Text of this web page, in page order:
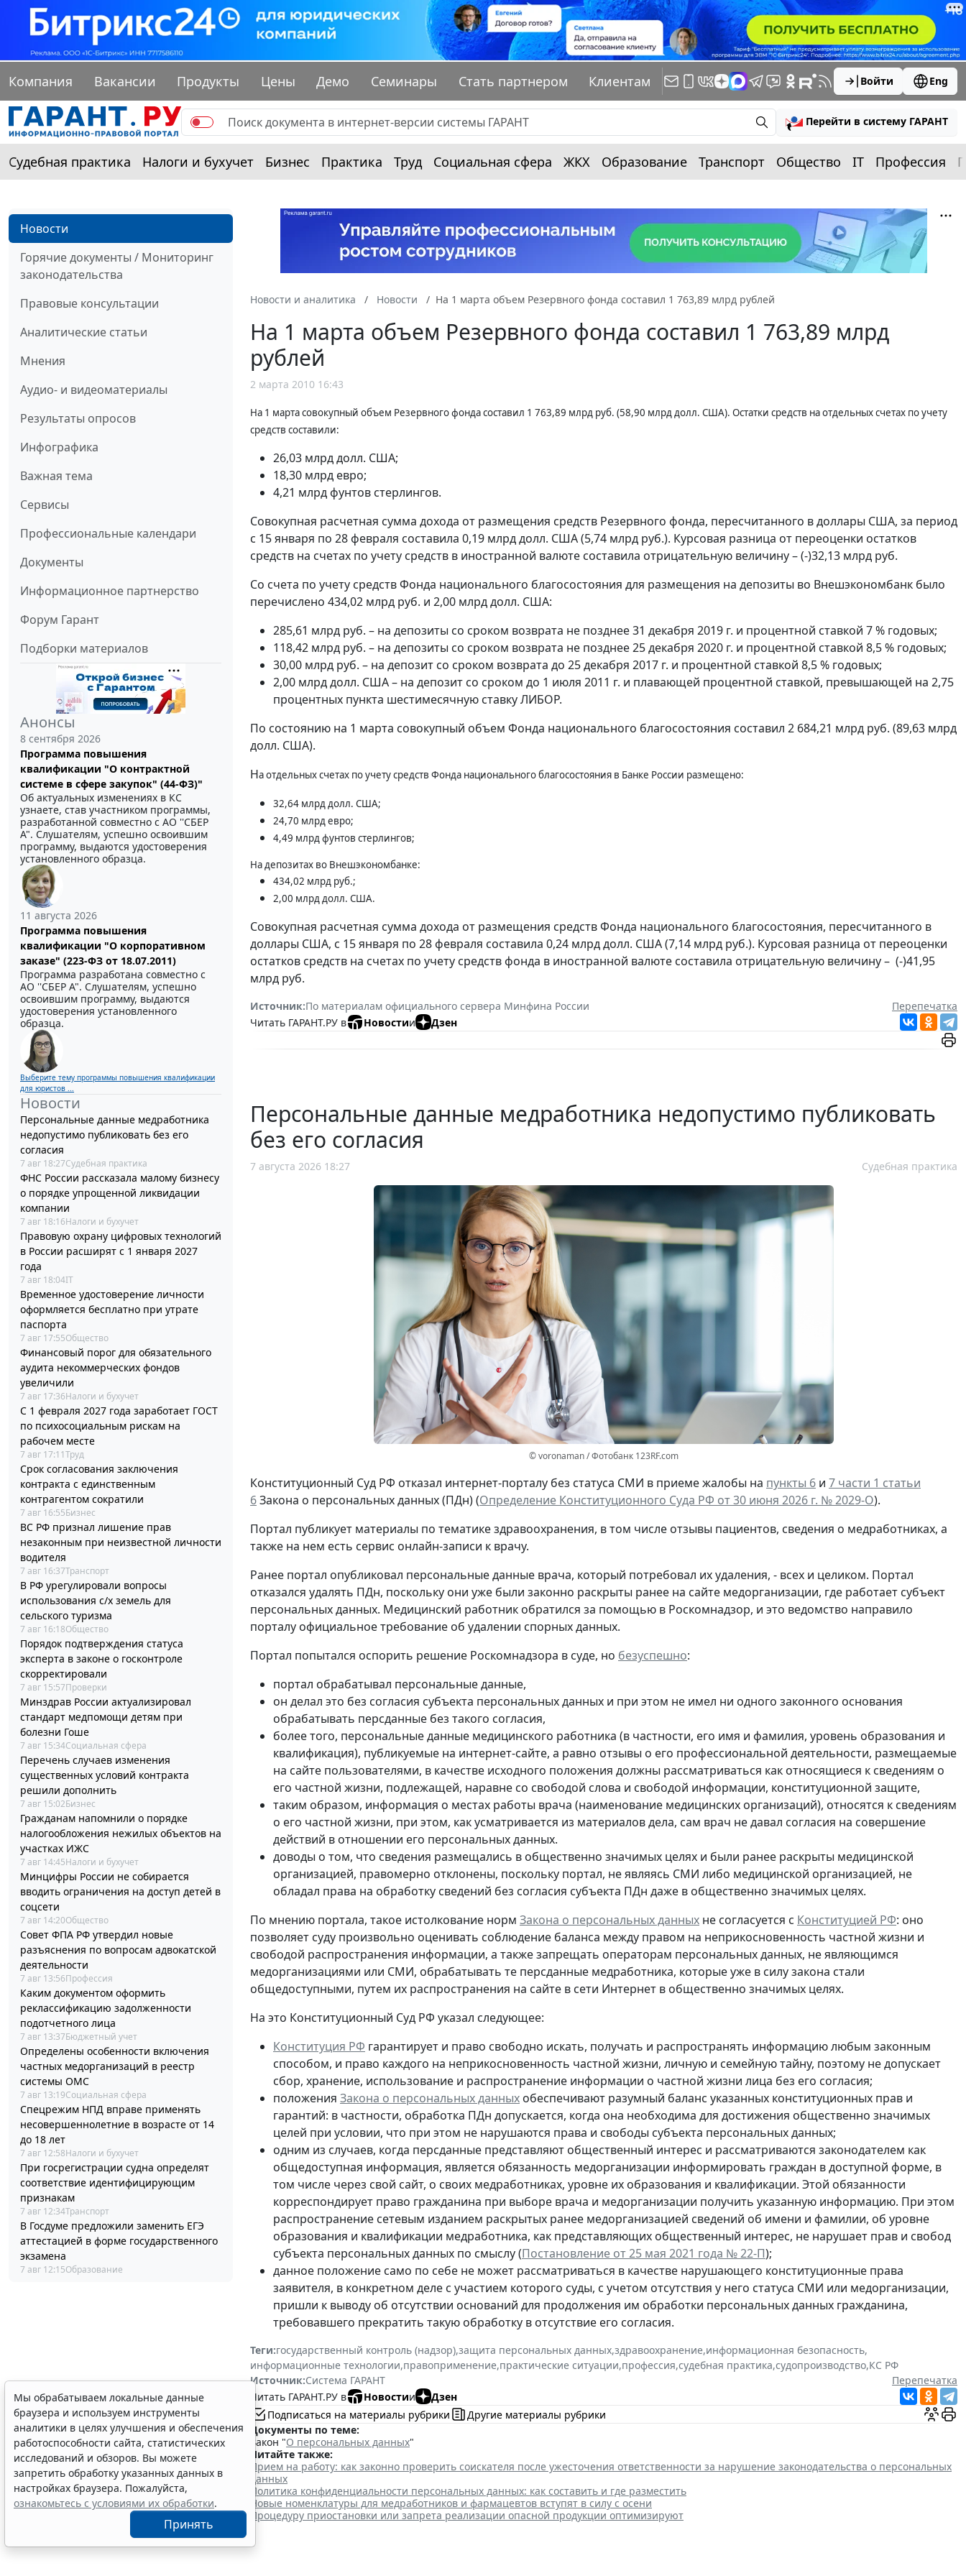
Компания Вакансии Продукты Цены Демо Семинары Стать партнером Клиентам Войти Eng
Перейти в систему ГАРАНТ
Судебная практика Налоги и бухучет Бизнес Практика Труд Социальная сфера ЖКХ Образование Транспорт Общество IT Профессия
Новости
Горячие документы / Мониторинг
законодательства
Правовые консультации
Аналитические статьи
Мнения
Аудио- и видеоматериалы
Результаты опросов
Инфографика
Важная тема
Сервисы
Профессиональные календари
Документы
Информационное партнерство
Форум Гарант
Подборки материалов
Анонсы
8 сентября 2026
Программа повышения
квалификации "О контрактной
системе в сфере закупок" (44-ФЗ)"
Об актуальных изменениях в КС
узнаете, став участником программы,
разработанной совместно с АО ''СБЕР
А". Слушателям, успешно освоившим
программу, выдаются удостоверения
установленного образца.
11 августа 2026
Программа повышения
квалификации "О корпоративном
заказе" (223-ФЗ от 18.07.2011)
Программа разработана совместно с
АО ''СБЕР А". Слушателям, успешно
освоившим программу, выдаются
удостоверения установленного
образца.
Выберите тему программы повышения квалификации
для юристов ...
Новости
Персональные данные медработника
недопустимо публиковать без его
согласия
7 авг 18:27Судебная практика
ФНС России рассказала малому бизнесу
о порядке упрощенной ликвидации
компании
7 авг 18:16Налоги и бухучет
Правовую охрану цифровых технологий
в России расширят с 1 января 2027
года
7 авг 18:04IT
Временное удостоверение личности
оформляется бесплатно при утрате
паспорта
7 авг 17:55Общество
Финансовый порог для обязательного
аудита некоммерческих фондов
увеличили
7 авг 17:36Налоги и бухучет
С 1 февраля 2027 года заработает ГОСТ
по психосоциальным рискам на
рабочем месте
7 авг 17:11Труд
Срок согласования заключения
контракта с единственным
контрагентом сократили
7 авг 16:55Бизнес
ВС РФ признал лишение прав
незаконным при неизвестной личности
водителя
7 авг 16:37Транспорт
В РФ урегулировали вопросы
использования с/х земель для
сельского туризма
7 авг 16:18Общество
Порядок подтверждения статуса
эксперта в законе о госконтроле
скорректировали
7 авг 15:57Проверки
Минздрав России актуализировал
стандарт медпомощи детям при
болезни Гоше
7 авг 15:34Социальная сфера
Перечень случаев изменения
существенных условий контракта
решили дополнить
7 авг 15:02Бизнес
Гражданам напомнили о порядке
налогообложения нежилых объектов на
участках ИЖС
7 авг 14:45Налоги и бухучет
Минцифры России не собирается
вводить ограничения на доступ детей в
соцсети
7 авг 14:20Общество
Совет ФПА РФ утвердил новые
разъяснения по вопросам адвокатской
деятельности
7 авг 13:56Профессия
Каким документом оформить
реклассификацию задолженности
подотчетного лица
7 авг 13:37Бюджетный учет
Определены особенности включения
частных медорганизаций в реестр
системы ОМС
7 авг 13:19Социальная сфера
Спецрежим НПД вправе применять
несовершеннолетние в возрасте от 14
до 18 лет
7 авг 12:58Налоги и бухучет
При госрегистрации судна определят
соответствие идентифицирующим
признакам
7 авг 12:34Транспорт
В Госдуме предложили заменить ЕГЭ
аттестацией в форме государственного
экзамена
7 авг 12:15Образование
Новости и аналитика Новости На 1 марта объем Резервного фонда составил 1 763,89 млрд рублей
На 1 марта объем Резервного фонда составил 1 763,89 млрд
рублей
2 марта 2010 16:43
На 1 марта совокупный объем Резервного фонда составил 1 763,89 млрд руб. (58,90 млрд долл. США). Остатки средств на отдельных счетах по учету
средств составили:
26,03 млрд долл. США;
18,30 млрд евро;
4,21 млрд фунтов стерлингов.
Совокупная расчетная сумма дохода от размещения средств Резервного фонда, пересчитанного в доллары США, за период
с 15 января по 28 февраля составила 0,19 млрд долл. США (5,74 млрд руб.). Курсовая разница от переоценки остатков
средств на счетах по учету средств в иностранной валюте составила отрицательную величину – (-)32,13 млрд руб.
Со счета по учету средств Фонда национального благосостояния для размещения на депозиты во Внешэкономбанк было
перечислено 434,02 млрд руб. и 2,00 млрд долл. США:
285,61 млрд руб. – на депозиты со сроком возврата не позднее 31 декабря 2019 г. и процентной ставкой 7 % годовых;
118,42 млрд руб. – на депозиты со сроком возврата не позднее 25 декабря 2020 г. и процентной ставкой 8,5 % годовых;
30,00 млрд руб. – на депозит со сроком возврата до 25 декабря 2017 г. и процентной ставкой 8,5 % годовых;
2,00 млрд долл. США – на депозит со сроком до 1 июля 2011 г. и плавающей процентной ставкой, превышающей на 2,75
процентных пункта шестимесячную ставку ЛИБОР.
По состоянию на 1 марта совокупный объем Фонда национального благосостояния составил 2 684,21 млрд руб. (89,63 млрд
долл. США).
На отдельных счетах по учету средств Фонда национального благосостояния в Банке России размещено:
32,64 млрд долл. США;
24,70 млрд евро;
4,49 млрд фунтов стерлингов;
На депозитах во Внешэкономбанке:
434,02 млрд руб.;
2,00 млрд долл. США.
Совокупная расчетная сумма дохода от размещения средств Фонда национального благосостояния, пересчитанного в
доллары США, с 15 января по 28 февраля составила 0,24 млрд долл. США (7,14 млрд руб.). Курсовая разница от переоценки
остатков средств на счетах по учету средств фонда в иностранной валюте составила отрицательную величину – (-)41,95
млрд руб.
Источник:По материалам официального сервера Минфина России
Перепечатка
Читать ГАРАНТ.РУ в
Новостии Дзен
Персональные данные медработника недопустимо публиковать
без его согласия
7 августа 2026 18:27 Судебная практика
© voronaman / Фотобанк 123RF.com
Конституционный Суд РФ отказал интернет-порталу без статуса СМИ в приеме жалобы на пункты 6 и 7 части 1 статьи
6Закона о персональных данных (ПДн) (Определение Конституционного Суда РФ от 30 июня 2026 г. № 2029-О).
Портал публикует материалы по тематике здравоохранения, в том числе отзывы пациентов, сведения о медработниках, а
также на нем есть сервис онлайн-записи к врачу.
Ранее портал опубликовал персональные данные врача, который потребовал их удаления, - всех и целиком. Портал
отказался удалять ПДн, поскольку они уже были законно раскрыты ранее на сайте медорганизации, где работает субъект
персональных данных. Медицинский работник обратился за помощью в Роскомнадзор, и это ведомство направило
порталу официальное требование об удалении спорных данных.
Портал попытался оспорить решение Роскомнадзора в суде, но безуспешно:
портал обрабатывал персональные данные,
он делал это без согласия субъекта персональных данных и при этом не имел ни одного законного основания
обрабатывать персданные без такого согласия,
более того, персональные данные медицинского работника (в частности, его имя и фамилия, уровень образования и
квалификация), публикуемые на интернет-сайте, а равно отзывы о его профессиональной деятельности, размещаемые
на сайте пользователями, в качестве исходного положения должны рассматриваться как относящиеся к сведениям о
его частной жизни, подлежащей, наравне со свободой слова и свободой информации, конституционной защите,
таким образом, информация о местах работы врача (наименование медицинских организаций), относятся к сведениям
о его частной жизни, при этом, как усматривается из материалов дела, сам врач не давал согласия на совершение
действий в отношении его персональных данных.
доводы о том, что сведения размещались в общественно значимых целях и были ранее раскрыты медицинской
организацией, правомерно отклонены, поскольку портал, не являясь СМИ либо медицинской организацией, не
обладал права на обработку сведений без согласия субъекта ПДн даже в общественно значимых целях.
По мнению портала, такое истолкование норм Закона о персональных данных не согласуется с Конституцией РФ: оно
позволяет суду произвольно оценивать соблюдение баланса между правом на неприкосновенность частной жизни и
свободой распространения информации, а также запрещать операторам персональных данных, не являющимся
медорганизациями или СМИ, обрабатывать те персданные медработника, которыеуже в силу закона стали
общедоступными, путем их распространения на сайте в сети Интернет в общественно значимых целях.
На это Конституционный Суд РФ указал следующее:
Конституция РФ гарантирует и право свободно искать, получать и распространять информацию любым законным
способом, и право каждого на неприкосновенность частной жизни, личную и семейную тайну, поэтому не допускает
сбор, хранение, использование и распространение информации о частной жизни лица без его согласия;
положения Закона о персональных данных обеспечивают разумный баланс указанных конституционных прав и
гарантий: в частности, обработка ПДн допускается, когда она необходима для достижения общественно значимых
целей при условии, что при этом не нарушаются права и свободы субъекта персональных данных;
одним из случаев, когда персданные представляют общественный интерес и рассматриваются законодателем как
общедоступная информация, является обязанность медорганизации информировать граждан в доступной форме, в
том числе через свой сайт, о своих медработниках, уровне их образования и квалификации. Этой обязанности
корреспондирует право гражданина при выборе врача и медорганизации получить указанную информацию. При этом
распространение сетевым изданием раскрытых ранее медорганизацией сведений об имени и фамилии, об уровне
образования и квалификации медработника, как представляющих общественный интерес, не нарушает прав и свобод
субъекта персональных данных по смыслу (Постановление от 25 мая 2021 года № 22-П);
данное положение само по себе не может рассматриваться в качестве нарушающего конституционные права
заявителя, в конкретном деле с участием которого суды, с учетом отсутствия у него статуса СМИ или медорганизации,
пришли к выводу об отсутствии оснований для продолжения им обработки персональных данных гражданина,
требовавшего прекратить такую обработку в отсутствие его согласия.
Теги:государственный контроль (надзор),защита персональных данных,здравоохранение,информационная безопасность,
информационные технологии,правоприменение,практические ситуации,профессия,судебная практика,судопроизводство,КС РФ
Источник:Система ГАРАНТ
Перепечатка
Читать ГАРАНТ.РУ в
Новостии
Дзен
Подписаться на материалы рубрики
Другие материалы рубрики
Документы по теме:
Закон "О персональных данных"
Читайте также:
Прием на работу: как законно проверить соискателя после ужесточения ответственности за нарушение законодательства о персональных
данных
Политика конфиденциальности персональных данных: как составить и где разместить
Новые номенклатуры для медработников и фармацевтов вступят в силу с осени
Процедуру приостановки или запрета реализации опасной продукции оптимизируют
Мы обрабатываем локальные данные
браузера и используем инструменты
аналитики в целях улучшения и обеспечения
работоспособности сайта, статистических
исследований и обзоров. Вы можете
запретить обработку указанных данных в
настройках браузера. Пожалуйста,
ознакомьтесь с условиями их обработки.
Принять